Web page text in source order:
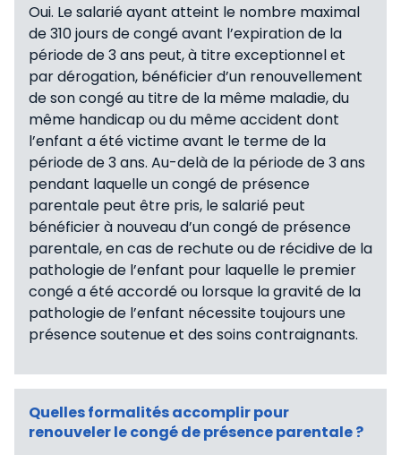
Oui. Le salarié ayant atteint le nombre maximal
de 310 jours de congé avant l’expiration de la
période de 3 ans peut, à titre exceptionnel et
par dérogation, bénéficier d’un renouvellement
de son congé au titre de la même maladie, du
même handicap ou du même accident dont
l’enfant a été victime avant le terme de la
période de 3 ans. Au-delà de la période de 3 ans
pendant laquelle un congé de présence
parentale peut être pris, le salarié peut
bénéficier à nouveau d’un congé de présence
parentale, en cas de rechute ou de récidive de la
pathologie de l’enfant pour laquelle le premier
congé a été accordé ou lorsque la gravité de la
pathologie de l’enfant nécessite toujours une
présence soutenue et des soins contraignants.
Quelles formalités accomplir pour
renouveler le congé de présence parentale ?